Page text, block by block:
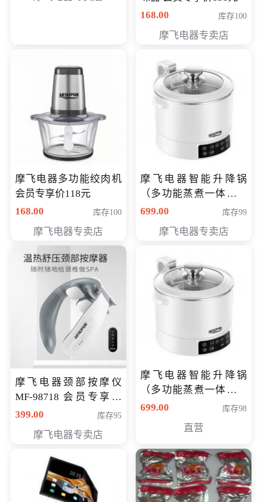
168.00
库存100
摩飞电器专卖店
摩飞电器多功能绞肉机
会员专享价118元
168.00
库存100
摩飞电器专卖店
摩飞电器智能升降锅
（多功能蒸煮一体锅）
（智能升降养生锅） 会
699.00 库存99
摩飞电器专卖店
摩飞电器颈部按摩仪
MF-98718 会员专享价
299元
399.00 库存95
摩飞电器专卖店
摩飞电器智能升降锅
（多功能蒸煮一体锅）
（智能升降养生锅） 会
699.00 库存98
直营